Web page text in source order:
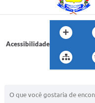
Acessibilidade